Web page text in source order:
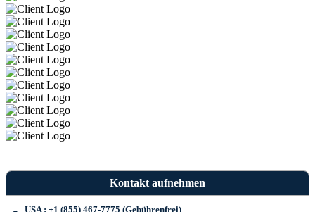
Kontakt aufnehmen
USA : +1 (855) 467-7775 (Gebührenfrei)